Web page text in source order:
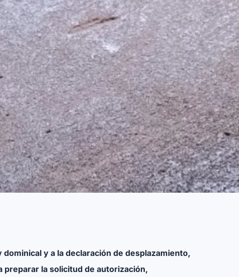
y a la declaración de desplazamiento,
la solicitud de autorización,